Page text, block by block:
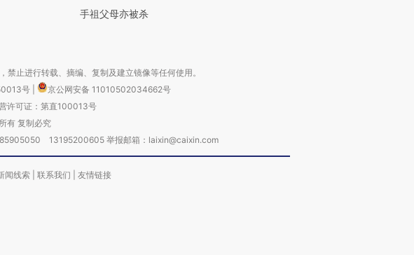
手祖父母亦被杀
止进行转载、摘编、复制及建立镜像等任何使用。
号
京公网安备 11010502034662号
许可证：第直100013号
有 复制必究
85905050 13195200605 举报邮箱：laixin@caixin.com
闻线索 联系我们 友情链接